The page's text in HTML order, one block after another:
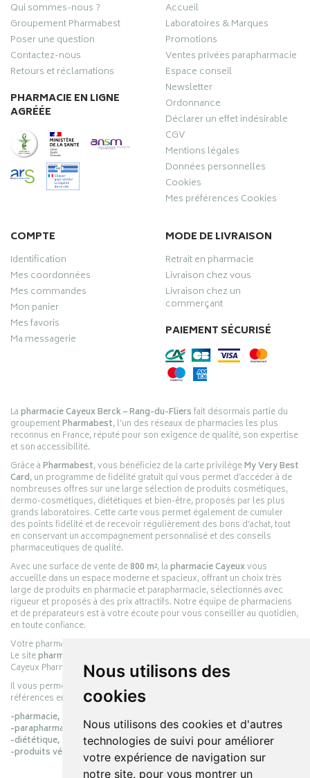
Nous utilisons des
cookies
Nous utilisons des cookies et d'autres
technologies de suivi pour améliorer
votre expérience de navigation sur
notre site, pour vous montrer un
Qui sommes-nous ?
Groupement Pharmabest
Poser une question
Contactez-nous
Retours et réclamations
PHARMACIE EN LIGNE
AGRÉÉE
Accueil
Laboratoires & Marques
Promotions
Ventes privées parapharmacie
Espace conseil
Newsletter
Ordonnance
Déclarer un effet indésirable
CGV
Mentions légales
Données personnelles
Cookies
Mes préférences Cookies
COMPTE
Identification
Mes coordonnées
Mes commandes
Mon panier
Mes favoris
Ma messagerie
MODE DE LIVRAISON
Retrait en pharmacie
Livraison chez vous
Livraison chez un
commerçant
PAIEMENT SÉCURISÉ
Lapharmacie Cayeux Berck – Rang-du-Fliersfait désormais partie du
groupementPharmabest, l’un des réseaux de pharmacies les plus
reconnus en France, réputé pour son exigence de qualité, son expertise
et son accessibilité.
Grâce àPharmabest, vous bénéficiez de la carte privilègeMy Very Best
Card, un programme de fidélité gratuit qui vous permet d’accéder à de
nombreuses offres sur une large sélection de produits cosmétiques,
dermo-cosmétiques, diététiques et bien-être, proposés par les plus
grands laboratoires. Cette carte vous permet également de cumuler
des points fidélité et de recevoir régulièrement des bons d’achat, tout
en conservant un accompagnement personnalisé et des conseils
pharmaceutiques de qualité.
Avec une surface de vente de800 m², lapharmacie Cayeuxvous
accueille dans un espace moderne et spacieux, offrant un choix très
large de produits en pharmacie et parapharmacie, sélectionnés avec
rigueur et proposés à des prix attractifs. Notre équipe de pharmaciens
et de préparateurs est à votre écoute pour vous conseiller au quotidien,
en toute confiance.
Votre pharmacie en ligne :
Le sitepharmacie-cayeux.fr
Cayeux Pharmabest Berck-sur-Mer – Rang-du-Fliers.
Il vous permet de réaliser vos achats en ligne parmi des milliers de
références en :
-pharmacie,
-parapharmacie,
-diététique,
-produits vétérinaires.